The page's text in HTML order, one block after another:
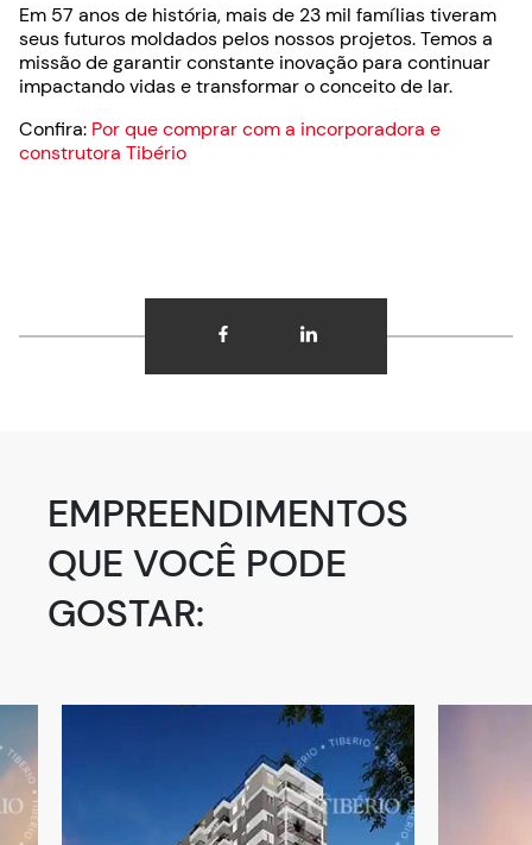
Em 57 anos de história, mais de 23 mil famílias tiveram
seus futuros moldados pelos nossos projetos. Temos a
missão de garantir constante inovação para continuar
impactando vidas e transformar o conceito de lar.
Confira: Por que comprar com a incorporadora e
construtora Tibério
EMPREENDIMENTOS
QUE VOCÊ PODE
GOSTAR: